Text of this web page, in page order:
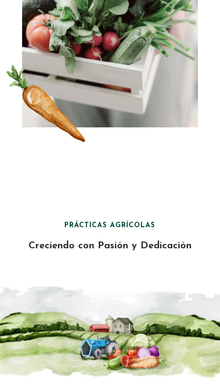
PRÁCTICAS AGRÍCOLAS
Creciendo con Pasión y Dedicación